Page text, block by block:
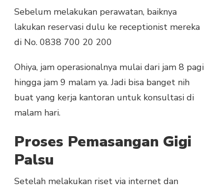
Sebelum melakukan perawatan, baiknya
lakukan reservasi dulu ke receptionist mereka
di No. 0838 700 20 200
Ohiya, jam operasionalnya mulai dari jam 8 pagi
hingga jam 9 malam ya. Jadi bisa banget nih
buat yang kerja kantoran untuk konsultasi di
malam hari.
Proses Pemasangan Gigi
Palsu
Setelah melakukan riset via internet dan